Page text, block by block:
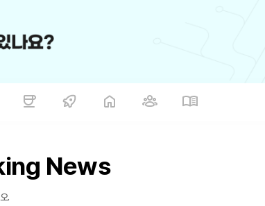
News
.